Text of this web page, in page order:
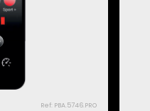
Ref: PBA.5746.PRO